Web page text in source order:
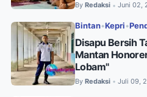
By Redaksi • Juni 02,
Bintan•Kepri •
Disapu Bersih
Mantan
Lobam"
By Redaksi • Juli 09,